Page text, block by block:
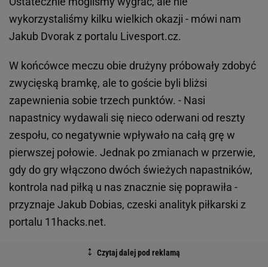
wykorzystaliśmy kilku wielkich okazji - mówi nam
Jakub Dvorak z portalu Livesport.cz.
W końcówce meczu obie drużyny próbowały zdobyć
zwycięską bramkę, ale to goście byli bliżsi
zapewnienia sobie trzech punktów. - Nasi
napastnicy wydawali się nieco oderwani od reszty
zespołu, co negatywnie wpływało na całą grę w
pierwszej połowie. Jednak po zmianach w przerwie,
gdy do gry włączono dwóch świeżych napastników,
kontrola nad piłką u nas znacznie się poprawiła -
przyznaje Jakub Dobias, czeski analityk piłkarski z
portalu 11hacks.net.